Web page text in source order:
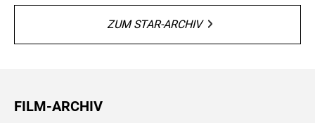
ZUM STAR-ARCHIV
FILM-ARCHIV